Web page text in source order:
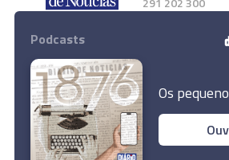
Instale a nossa App
© 2026 Empresa Diário de
Podcasts
Os